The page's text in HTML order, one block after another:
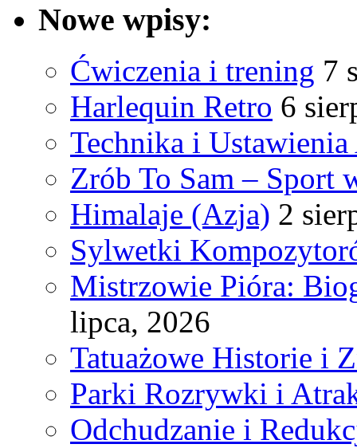
Nowe wpisy:
Ćwiczenia i trening 7
Harlequin Retro 6
Technika i Ustawienia
Zrób To Sam – Sport
Himalaje (Azja) 2
Sylwetki
Mistrzowie Pióra:
lipca, 2026
Tatuażowe Historie i
Parki Rozrywki i
Odchudzanie i